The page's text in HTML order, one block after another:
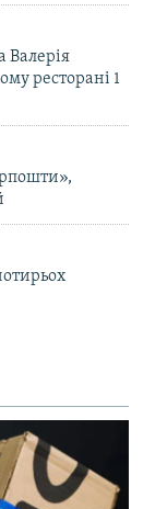
Валерія
ресторані 1